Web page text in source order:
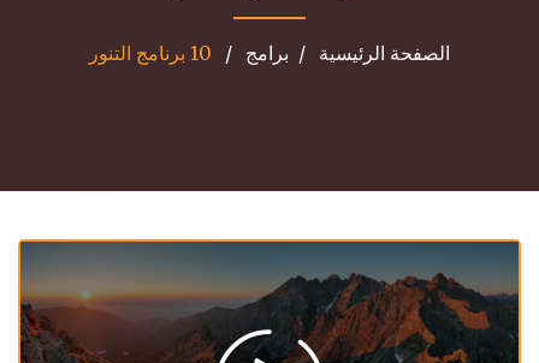
الصفحة الرئيسية برامج